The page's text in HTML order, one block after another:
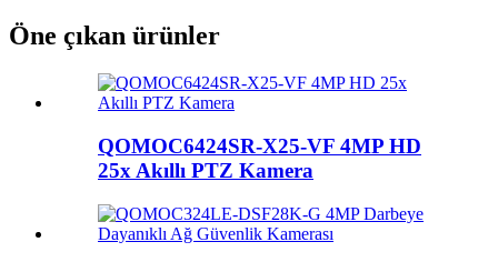
Öne çıkan ürünler
QOMOC6424SR-X25-VF 4MP HD
25x Akıllı PTZ Kamera